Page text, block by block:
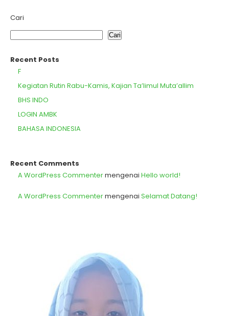
Cari
Cari
Recent Posts
F
Kegiatan Rutin Rabu-Kamis, Kajian Ta’limul Muta’allim
BHS INDO
LOGIN AMBK
BAHASA INDONESIA
Recent Comments
A WordPress Commentermengenai Hello world!
A WordPress Commentermengenai Selamat Datang!